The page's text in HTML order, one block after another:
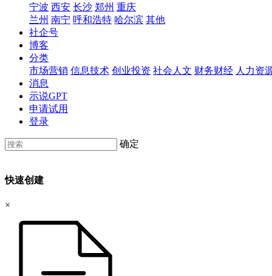
宁波 西安 长沙 郑州 重庆
兰州 南宁 呼和浩特 哈尔滨 其他
社企号
博客
分类
市场营销 信息技术 创业投资 社会人文 财务财经 人力资
消息
示说GPT
申请试用
登录
确定
快速创建
×